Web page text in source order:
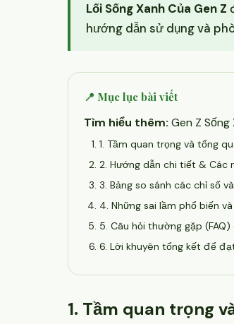
Lối Sống Xanh Của Gen Z
hướng dẫn sử dụng và
📍 Mục lục bài viết
Tìm hiểu thêm: Gen Z Sống
1. Tầm quan trọng và tổng
2. Hướng dẫn chi tiết & Các
3. Bảng so sánh các chỉ số
4. Những sai lầm phổ biến
5. Câu hỏi thường gặp
6. Lời khuyên tổng kết để
1. Tầm quan trọng